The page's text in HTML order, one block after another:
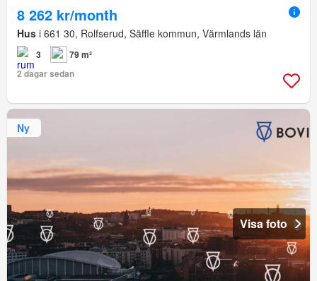
8 262 kr/month
Hus i 661 30, Rolfserud, Säffle kommun, Värmlands län
3
79 m²
2 dagar sedan
Ny
Visa foto